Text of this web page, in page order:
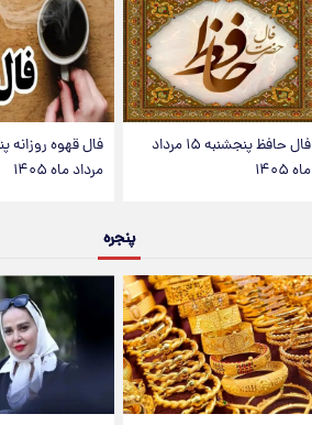
فال حافظ پنجشنبه ۱۵ مرداد
ماه ۱۴۰۵
مرداد ماه ۱۴۰۵
پنجره